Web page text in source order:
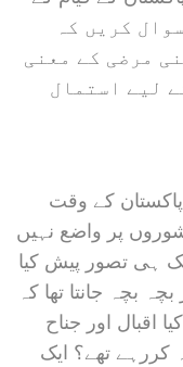
کریں کہ
مرضی کے معنی
لیے استمال
کے وقت
پر واضع نہیں
ہی تصور پیش کیا
بچہ جانتا تھا کہ
اقبال اور جناح
کررہے تھے؟ ایک